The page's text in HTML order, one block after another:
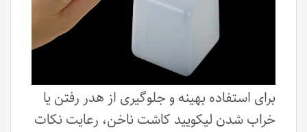
برای استفاده بهینه و جلوگیری از هدر رفتن یا
خراب شدن لیکویید کاشت ناخن، رعایت نکات